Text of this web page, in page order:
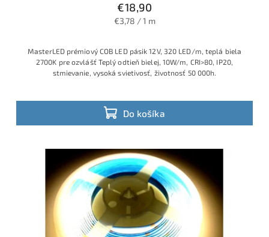
€18,90
€3,78 / 1 m
Do košíka
MasterLED prémiový COB LED pásik 12V, 320 LED/m, teplá biela
2700K pre ozvlášť Teplý odtieň bielej, 10W/m, CRI>80, IP20,
stmievanie, vysoká svietivosť, životnosť 50 000h.